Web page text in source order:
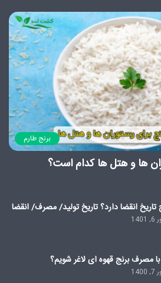
برنج طارم
ها و هتل ها کدام است؟
تاریخ انقضا دارد؟ تاریخ تولید/ مصرف/ انقضا
مصرف برنج قهوه ای لاغر شویم؟